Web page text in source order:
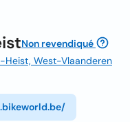
Non revendiqué
Heist, West-Vlaanderen